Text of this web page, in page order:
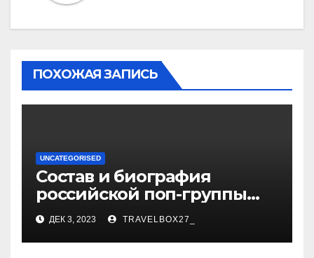
ПОХОЖАЯ ЗАПИСЬ
UNCATEGORISED
Состав и биография
российской поп-группы
«Иванушки интернешнл»
— история успеха, музыка
и судьбы участников
ДЕК 3, 2023 TRAVELBOX27_